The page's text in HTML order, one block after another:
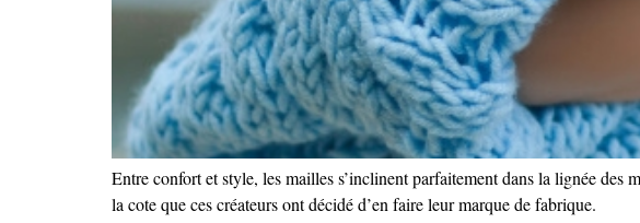
Entre confort et style, les mailles s’inclinent parfaitement dans la lignée des
la cote que ces créateurs ont décidé d’en faire leur marque de fabrique.